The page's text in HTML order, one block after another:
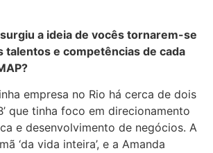
surgiu a ideia de vocês tornarem-se
talentos e competências de cada
empresa no Rio há cerca de dois
que tinha foco em direcionamento
e desenvolvimento de negócios. A
‘da vida inteira’, e a Amanda